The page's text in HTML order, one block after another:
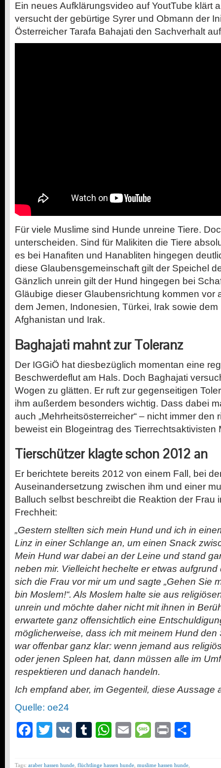
Ein neues Aufklärungsvideo auf YoutTube klärt
versucht der gebürtige Syrer und Obmann der
Österreicher Tarafa Bahajati den Sachverhalt
Für viele Muslime sind Hunde unreine Tiere.
unterscheiden. Sind für Malikiten die Tiere
es bei Hanafiten und Hanabliten hingegen
diese Glaubensgemeinschaft gilt der Speichel
Gänzlich unrein gilt der Hund hingegen bei
Gläubige dieser Glaubensrichtung kommen vor
dem Jemen, Indonesien, Türkei, Irak sowie dem
Afghanistan und Irak.
Baghajati mahnt zur Toleranz
Der IGGiÖ hat diesbezüglich momentan eine
Beschwerdeflut am Hals. Doch Baghajati
Wogen zu glätten. Er ruft zur gegenseitigen
ihm außerdem besonders wichtig. Dass dabei
auch „Mehrheitsösterreicher“ – nicht immer den
beweist ein Blogeintrag des Tierrechtsaktivisten
Tierschützer klagte schon 2012 an
Er berichtete bereits 2012 von einem Fall, bei
Auseinandersetzung zwischen ihm und einer
Balluch selbst beschreibt die Reaktion der Frau
Frechheit:
„Gestern stellten sich mein Hund und ich in
Linz in einer Schlange an, um einen Snack
Mein Hund war dabei an der Leine und stand
neben mir. Vielleicht hechelte er etwas
sich die Frau vor mir um und sagte „Gehen Sie
bin Moslem!“. Als Moslem halte sie aus
unrein und möchte daher nicht mit ihnen in
erwartete ganz offensichtlich eine
möglicherweise, dass ich mit meinem Hund
war offenbar ganz klar: wenn jemand aus
oder jenen Spleen hat, dann müssen alle im
respektieren und danach handeln.
Ich empfand aber, im Gegenteil, diese Aussage
Quelle: oe24
Facebook
Twitter
VK Tumblr
WhatsApp
EmailMessage
Print
Tags: araber hassen hunde flüchtlinge hassen hunde muslime hassen hunde